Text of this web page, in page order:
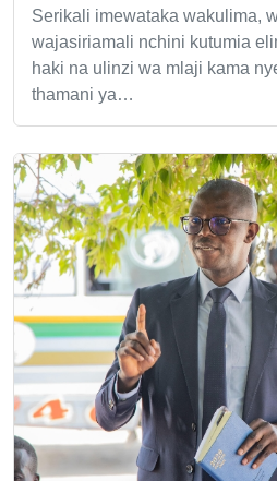
Serikali imewataka wakulima,
wajasiriamali nchini kutumia
haki na ulinzi wa mlaji kama
thamani ya…